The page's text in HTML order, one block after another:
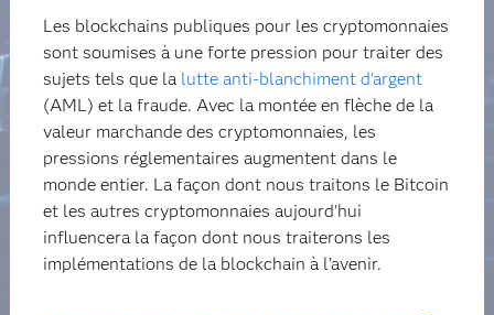
Les blockchains publiques pour les cryptomonnaies
sont soumises à une forte pression pour traiter des
sujets tels que la lutte anti-blanchiment d'argent
(AML) et la fraude. Avec la montée en flèche de la
valeur marchande des cryptomonnaies, les
pressions réglementaires augmentent dans le
monde entier. La façon dont nous traitons le Bitcoin
et les autres cryptomonnaies aujourd'hui
influencera la façon dont nous traiterons les
implémentations de la blockchain à l'avenir.